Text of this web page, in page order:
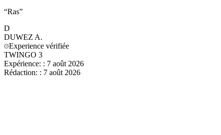
“Ras”
D
DUWEZ A.
Experience vérifiée
TWINGO 3
Expérience: : 7 août 2026
Rédaction: : 7 août 2026